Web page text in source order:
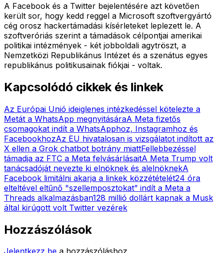
A Facebook és a Twitter bejelentésére azt követően
került sor, hogy kedd reggel a Microsoft szoftvergyártó
cég orosz hackertámadási kísérleteket leplezett le. A
szoftveróriás szerint a támadások célpontjai amerikai
politikai intézmények - két jobboldali agytröszt, a
Nemzetközi Republikánus Intézet és a szenátus egyes
republikánus politikusainak fiókjai - voltak.
Kapcsolódó cikkek és linkek
Az Európai Unió ideiglenes intézkedéssel kötelezte a
Metát a WhatsApp megnyitásáraA Meta fizetős
csomagokat indít a WhatsApphoz, Instagramhoz és
FacebookhozAz EU hivatalosan is vizsgálatot indított az
X ellen a Grok chatbot botrány miattFellebbezéssel
támadja az FTC a Meta felvásárlásaitA Meta Trump volt
tanácsadóját nevezte ki elnöknek és alelnöknekA
Facebook limitálni akarja a linkek közzétételét24 óra
elteltével eltűnő "szellemposztokat” indít a Meta a
Threads alkalmazásban128 millió dollárt kapnak a Musk
által kirúgott volt Twitter vezérek
Hozzászólások